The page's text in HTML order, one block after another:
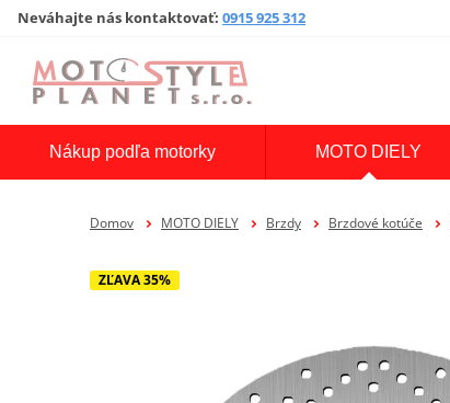
Neváhajte nás kontaktovať: 0915 925 312
Nákup podľa motorky MOTO DIELY
Domov MOTO DIELY Brzdy Brzdové kotúče
ZĽAVA 35%